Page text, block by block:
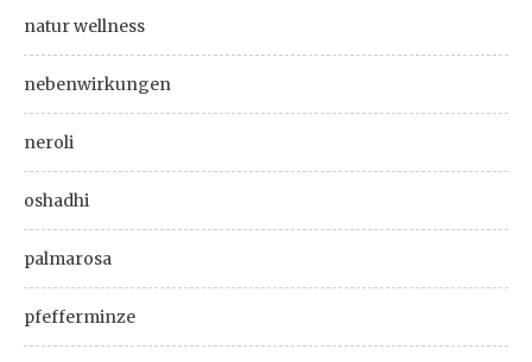
natur wellness
nebenwirkungen
neroli
oshadhi
palmarosa
pfefferminze